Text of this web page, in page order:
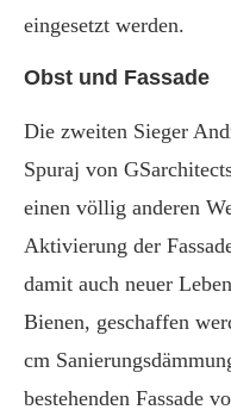
eingesetzt werden.
Obst und Fassade
Die zweiten Sieger
Spuraj von
einen völlig anderen
Aktivierung der
damit auch neuer
Bienen, geschaffen
cm
bestehenden Fassade